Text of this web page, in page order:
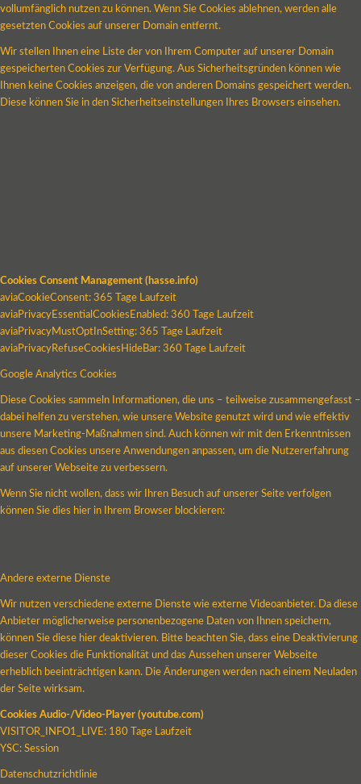
vollumfänglich nutzen zu können. Wenn Sie Cookies ablehnen, werden alle
gesetzten Cookies auf unserer Domain entfernt.
Wir stellen Ihnen eine Liste der von Ihrem Computer auf unserer Domain
gespeicherten Cookies zur Verfügung. Aus Sicherheitsgründen können wie
Ihnen keine Cookies anzeigen, die von anderen Domains gespeichert werden.
Diese können Sie in den Sicherheitseinstellungen Ihres Browsers einsehen.
Cookies Consent Management (hasse.info)
aviaCookieConsent: 365 Tage Laufzeit
aviaPrivacyEssentialCookiesEnabled: 360 Tage Laufzeit
aviaPrivacyMustOptInSetting: 365 Tage Laufzeit
aviaPrivacyRefuseCookiesHideBar: 360 Tage Laufzeit
Google Analytics Cookies
Diese Cookies sammeln Informationen, die uns – teilweise zusammengefasst –
dabei helfen zu verstehen, wie unsere Website genutzt wird und wie effektiv
unsere Marketing-Maßnahmen sind. Auch können wir mit den Erkenntnissen
aus diesen Cookies unsere Anwendungen anpassen, um die Nutzererfahrung
auf unserer Webseite zu verbessern.
Wenn Sie nicht wollen, dass wir Ihren Besuch auf unserer Seite verfolgen
können Sie dies hier in Ihrem Browser blockieren:
Andere externe Dienste
Wir nutzen verschiedene externe Dienste wie externe Videoanbieter. Da diese
Anbieter möglicherweise personenbezogene Daten von Ihnen speichern,
können Sie diese hier deaktivieren. Bitte beachten Sie, dass eine Deaktivierung
dieser Cookies die Funktionalität und das Aussehen unserer Webseite
erheblich beeinträchtigen kann. Die Änderungen werden nach einem Neuladen
der Seite wirksam.
Cookies Audio-/Video-Player (youtube.com)
VISITOR_INFO1_LIVE: 180 Tage Laufzeit
YSC: Session
Datenschutzrichtlinie